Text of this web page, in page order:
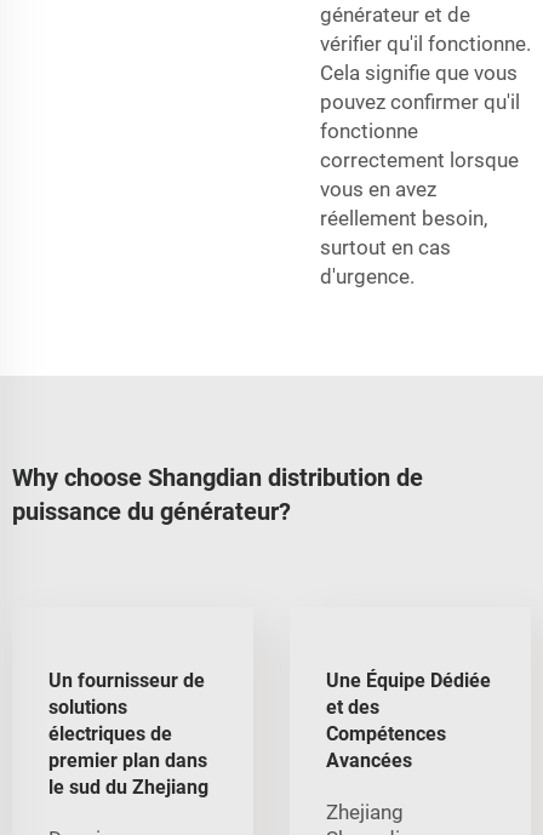
générateur et de
vérifier qu'il fonctionne.
Cela signifie que vous
pouvez confirmer qu'il
fonctionne
correctement lorsque
vous en avez
réellement besoin,
surtout en cas
d'urgence.
Why choose Shangdian distribution de
puissance du générateur?
Un fournisseur de
solutions
électriques de
premier plan dans
le sud du Zhejiang
Une Équipe Dédiée
et des
Compétences
Avancées
Zhejiang